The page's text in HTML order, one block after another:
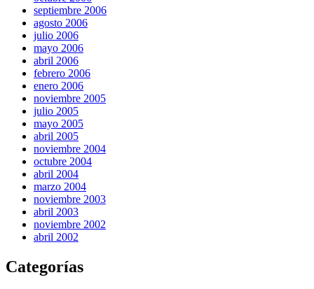
septiembre 2006
agosto 2006
julio 2006
mayo 2006
abril 2006
febrero 2006
enero 2006
noviembre 2005
julio 2005
mayo 2005
abril 2005
noviembre 2004
octubre 2004
abril 2004
marzo 2004
noviembre 2003
abril 2003
noviembre 2002
abril 2002
Categorías